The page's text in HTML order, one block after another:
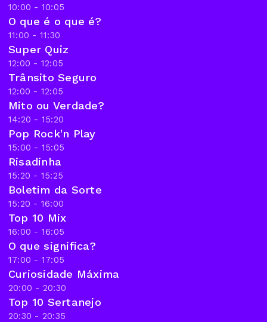
10:00 - 10:05
O que é o que é?
11:00 - 11:30
Super Quiz
12:00 - 12:05
Trânsito Seguro
12:00 - 12:05
Mito ou Verdade?
14:20 - 15:20
Pop Rock'n Play
15:00 - 15:05
Risadinha
15:20 - 15:25
Boletim da Sorte
15:20 - 16:00
Top 10 Mix
16:00 - 16:05
O que significa?
17:00 - 17:05
Curiosidade Máxima
20:00 - 20:30
Top 10 Sertanejo
20:30 - 20:35